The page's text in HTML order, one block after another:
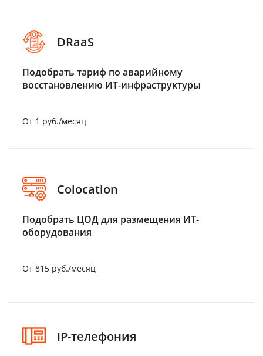
DRaaS
Подобрать тариф по аварийному
восстановлению ИТ-инфраструктуры
От 1 руб./месяц
Colocation
Подобрать ЦОД для размещения ИТ-
оборудования
От 815 руб./месяц
IP-телефония